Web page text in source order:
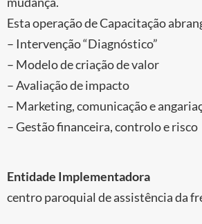
Esta operação de Capacitação
– Intervenção “Diagnóstico”
– Modelo de criação de valor
– Avaliação de impacto
– Marketing, comunicação e
– Gestão financeira, controlo e risco
Entidade Implementadora
centro paroquial de assistência da